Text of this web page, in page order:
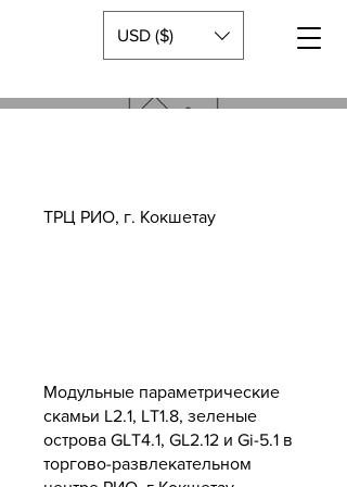
USD ($)
ТРЦ РИО, г. Кокшетау
Модульные параметрические
скамьи L2.1, LT1.8, зеленые
острова GLT4.1, GL2.12 и Gi-5.1 в
торгово-развлекательном